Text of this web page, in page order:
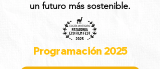
un futuro más sostenible.
Programación 2025